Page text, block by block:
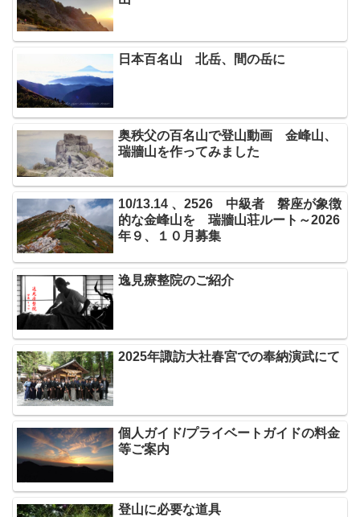
日本百名山 北岳、間の岳に
奥秩父の百名山で登山動画 金峰山、
瑞牆山を作ってみました
10/13.14 、2526 中級者 磐座が象徴
的な金峰山を 瑞牆山荘ルート～2026
年９、１０月募集
逸見療整院のご紹介
2025年諏訪大社春宮での奉納演武にて
個人ガイド/プライベートガイドの料金
等ご案内
登山に必要な道具